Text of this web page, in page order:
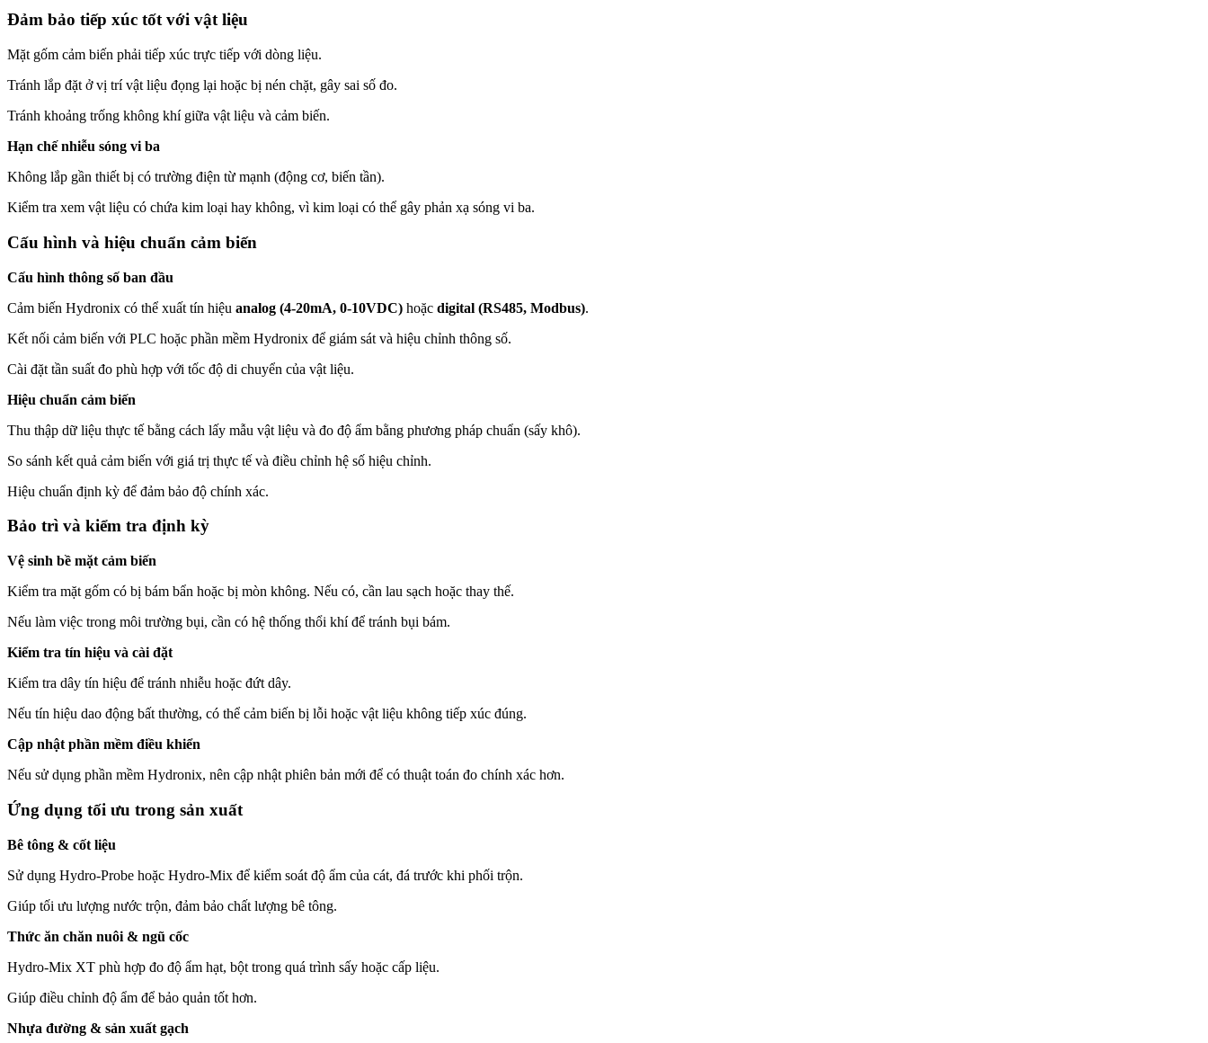
Đảm bảo tiếp xúc tốt với vật liệu
Mặt gốm cảm biến phải tiếp xúc trực tiếp với dòng liệu.
Tránh lắp đặt ở vị trí vật liệu đọng lại hoặc bị nén chặt, gây sai số đo.
Tránh khoảng trống không khí giữa vật liệu và cảm biến.
Hạn chế nhiễu sóng vi ba
Không lắp gần thiết bị có trường điện từ mạnh (động cơ, biến tần).
Kiểm tra xem vật liệu có chứa kim loại hay không, vì kim loại có thể gây phản xạ sóng vi ba.
Cấu hình và hiệu chuẩn cảm biến
Cấu hình thông số ban đầu
Cảm biến Hydronix có thể xuất tín hiệu analog (4-20mA, 0-10VDC) hoặc digital (RS485, Modbus).
Kết nối cảm biến với PLC hoặc phần mềm Hydronix để giám sát và hiệu chỉnh thông số.
Cài đặt tần suất đo phù hợp với tốc độ di chuyển của vật liệu.
Hiệu chuẩn cảm biến
Thu thập dữ liệu thực tế bằng cách lấy mẫu vật liệu và đo độ ẩm bằng phương pháp chuẩn (sấy khô).
So sánh kết quả cảm biến với giá trị thực tế và điều chỉnh hệ số hiệu chỉnh.
Hiệu chuẩn định kỳ để đảm bảo độ chính xác.
Bảo trì và kiểm tra định kỳ
Vệ sinh bề mặt cảm biến
Kiểm tra mặt gốm có bị bám bẩn hoặc bị mòn không. Nếu có, cần lau sạch hoặc thay thế.
Nếu làm việc trong môi trường bụi, cần có hệ thống thổi khí để tránh bụi bám.
Kiểm tra tín hiệu và cài đặt
Kiểm tra dây tín hiệu để tránh nhiễu hoặc đứt dây.
Nếu tín hiệu dao động bất thường, có thể cảm biến bị lỗi hoặc vật liệu không tiếp xúc đúng.
Cập nhật phần mềm điều khiển
Nếu sử dụng phần mềm Hydronix, nên cập nhật phiên bản mới để có thuật toán đo chính xác hơn.
Ứng dụng tối ưu trong sản xuất
Bê tông & cốt liệu
Sử dụng Hydro-Probe hoặc Hydro-Mix để kiểm soát độ ẩm của cát, đá trước khi phối trộn.
Giúp tối ưu lượng nước trộn, đảm bảo chất lượng bê tông.
Thức ăn chăn nuôi & ngũ cốc
Hydro-Mix XT phù hợp đo độ ẩm hạt, bột trong quá trình sấy hoặc cấp liệu.
Giúp điều chỉnh độ ẩm để bảo quản tốt hơn.
Nhựa đường & sản xuất gạch